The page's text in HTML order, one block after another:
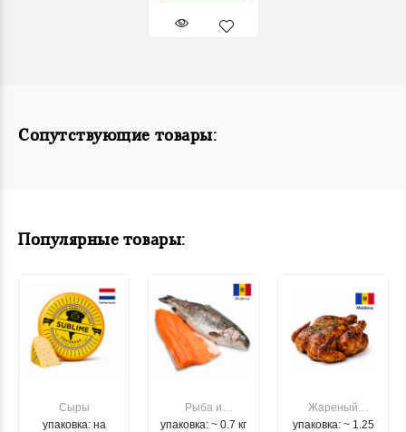
Сопутствующие товары:
Популярные товары:
Сыры
упаковка: на
Рыба и
морепродукты
упаковка: ~ 0.7 кг
Жареный
цыпленок
упаковка: ~ 1.25